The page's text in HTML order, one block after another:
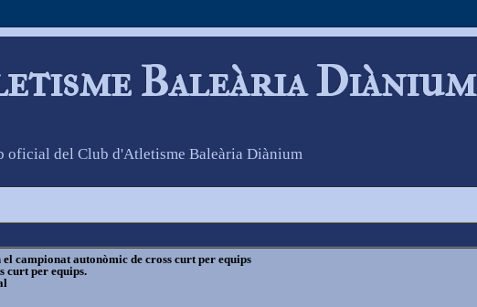
Baleària Diànium
oficial del Club d'Atletisme Baleària Diànium
campionat autonòmic de cross curt per equips
curt per equips.